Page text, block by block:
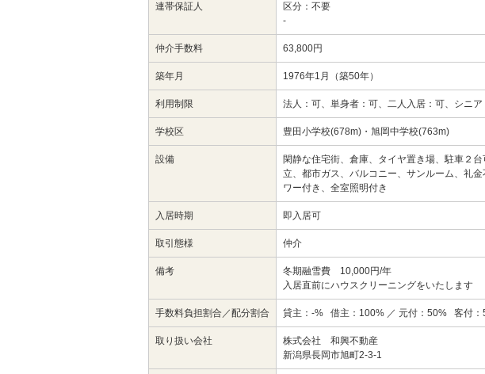
連帯保証人
区分：不要
-
仲介手数料 63,800円
築年月 1976年1月（築50年）
利用制限 法人：可、単身者：可、二人入居：可、シニ
学校区 豊田小学校(678m)・旭岡中学校(763m)
設備
閑静な住宅街、倉庫、タイヤ置き場、駐車２
立、都市ガス、バルコニー、サンルーム、礼
ワー付き、全室照明付き
入居時期 即入居可
取引態様 仲介
備考
冬期融雪費 10,000円/年
入居直前にハウスクリーニングをいたします
手数料負担割合／配分割合 貸主：-% 借主：100% ／ 元付：50% 客付：
取り扱い会社
株式会社 和興不動産
新潟県長岡市旭町2-3-1